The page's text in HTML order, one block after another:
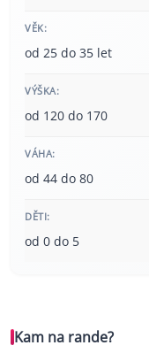
VĚK:
od 25 do 35 let
VÝŠKA:
od 120 do 170
VÁHA:
od 44 do 80
DĚTI:
od 0 do 5
Kam na rande?